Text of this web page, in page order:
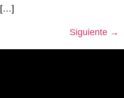
[…]
Siguiente →